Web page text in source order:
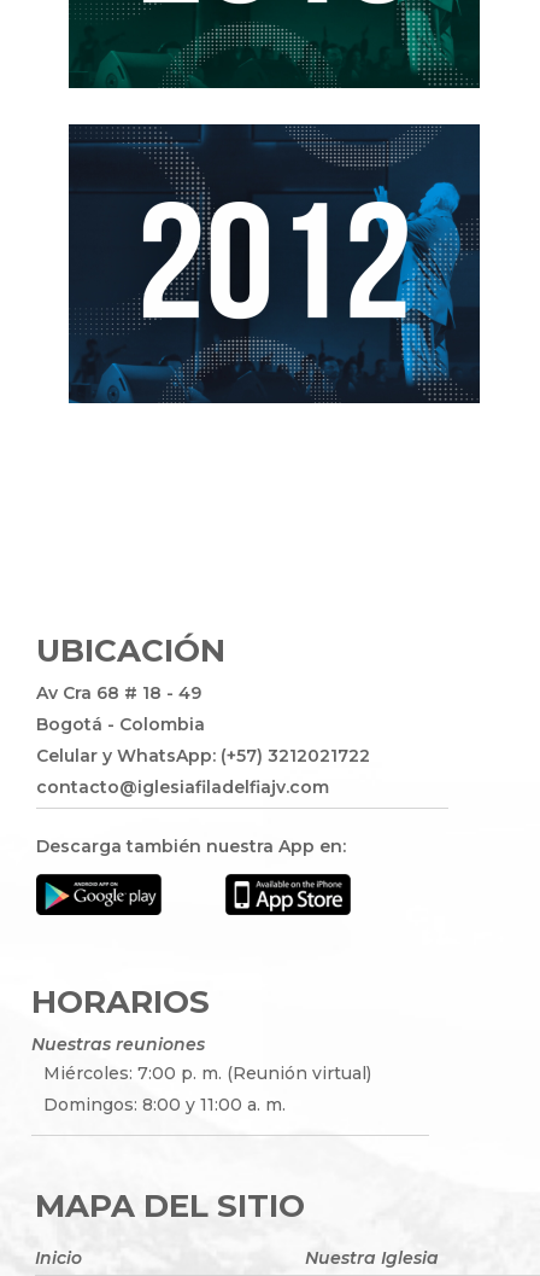
UBICACIÓN
Av Cra 68 # 18 - 49
Bogotá - Colombia
Celular y WhatsApp: (+57) 3212021722
contacto@iglesiafiladelfiajv.com
Descarga también nuestra App en:
HORARIOS
Nuestras reuniones
Miércoles: 7:00 p. m. (Reunión virtual)
Domingos: 8:00 y 11:00 a. m.
MAPA DEL SITIO
Inicio Nuestra Iglesia